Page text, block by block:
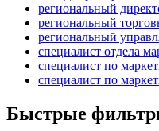
региональный
региональный
региональный
специалист отдела
специалист по
специалист по
Быстрые